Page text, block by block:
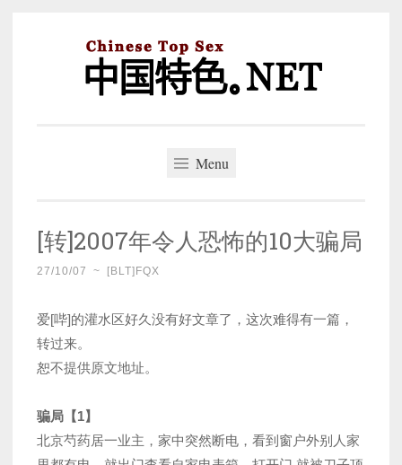
Menu
[转]2007年令人恐怖的10大骗局
27/10/07 ~ [BLT]FQX
爱[哔]的灌水区好久没有好文章了，这次难得有一篇，
转过来。
恕不提供原文地址。
骗局【1】
北京芍药居一业主，家中突然断电，看到窗户外别人家